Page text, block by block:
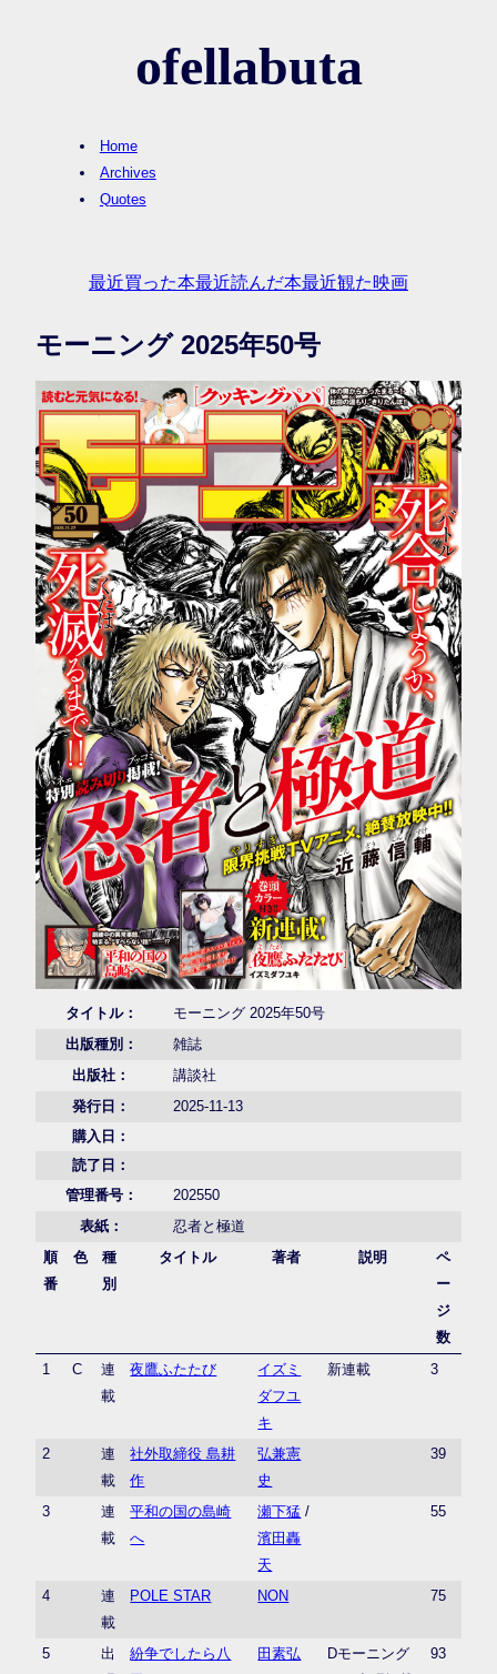
ofellabuta
Home
Archives
Quotes
最近買った本最近読んだ本最近観た映画
モーニング 2025年50号
タイトル：
モーニング 2025年50号
出版種別：
雑誌
出版社：
講談社
発行日：
2025-11-13
購入日：
読了日：
管理番号：
202550
表紙：
忍者と極道
順
番
色
種
別
タイトル 著者 説明
ペ
ー
ジ
数
1
C
連
載
夜鷹ふたたび
イズミ
ダフユ
キ
新連載 3
2
連
載
社外取締役 島耕
作
弘兼憲
史
39
3
連
載
平和の国の島崎
へ
瀬下猛 /
濱田轟
天
55
4
連
載
POLE STAR NON 75
5
出
紛争でしたら八
田素弘
Dモーニング
93